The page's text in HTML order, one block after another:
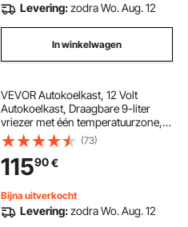
Levering:zodra Wo. Aug. 12
In winkelwagen
VEVOR Autokoelkast, 12 Volt
Autokoelkast, Draagbare 9-liter
vriezer met één temperatuurzone,
instelbaar temperatuurbereik van
-4℉ tot 68℉, 12/24V DC en 100-
240V AC Compressor Koeler voor
buiten, kamperen en camperen
(73)
11590€
Bijna uitverkocht
Levering:zodra Wo. Aug. 12